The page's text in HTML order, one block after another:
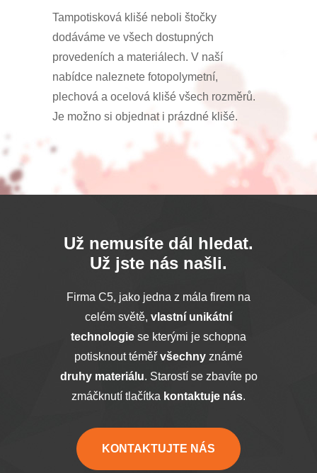
Tampotisková klišé neboli štočky
dodáváme ve všech dostupných
provedeních a materiálech. V naší
nabídce naleznete fotopolymetní,
plechová a ocelová klišé všech rozměrů.
Je možno si objednat i prázdné klišé.
Už nemusíte dál hledat.
Už jste nás našli.
Firma C5, jako jedna z mála firem na
celém světě, vlastní unikátní
technologie se kterými je schopna
potisknout téměř všechny známé
druhy materiálu. Starostí se zbavíte po
zmáčknutí tlačítka kontaktuje nás.
KONTAKTUJTE NÁS